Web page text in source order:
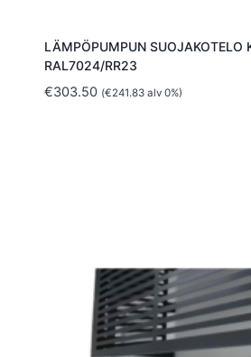
LÄMPÖPUMPUN SUOJAKOTELO
RAL7024/RR23
€303.50 (€241.83alv 0%)